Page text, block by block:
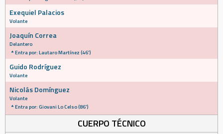
Exequiel Palacios
Volante
Joaquín Correa
Delantero
Entra por: Lautaro Martínez (46')
Guido Rodríguez
Volante
Nicolás Domínguez
Volante
Entra por: Giovani Lo Celso (86')
CUERPO TÉCNICO